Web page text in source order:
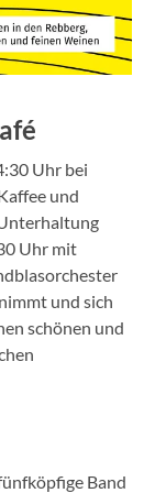
Uhr bei
und
Uhr mit
und sich
schönen und
Band